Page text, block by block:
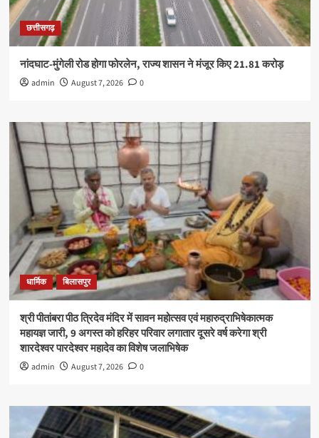
छत्तीसगढ़
नांदघाट-मुंगेली रोड होगा फोरलेन, राज्य शासन ने मंजूर किए 21.81 करोड़
admin August 7, 2026 0
धार्मिक बिलासपुर
श्री पीतांबरा पीठ त्रिदेव मंदिर में सावन महोत्सव एवं महारुद्राभिषेकात्मक
महायज्ञ जारी, 9 अगस्त को हरिहर परिवार लगातार दूसरे वर्ष करेगा श्री
शारदेश्वर पारदेश्वर महादेव का विशेष जलाभिषेक
admin August 7, 2026 0